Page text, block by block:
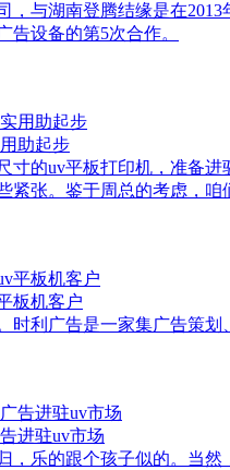
与湖南登腾结缘是在
告设备的第5次合作。
助起步
寸的uv平板打印机，准备
张。鉴于周总的考虑，
板机客户
时利广告是一家集广告策
进驻uv市场
，乐的跟个孩子似的。当